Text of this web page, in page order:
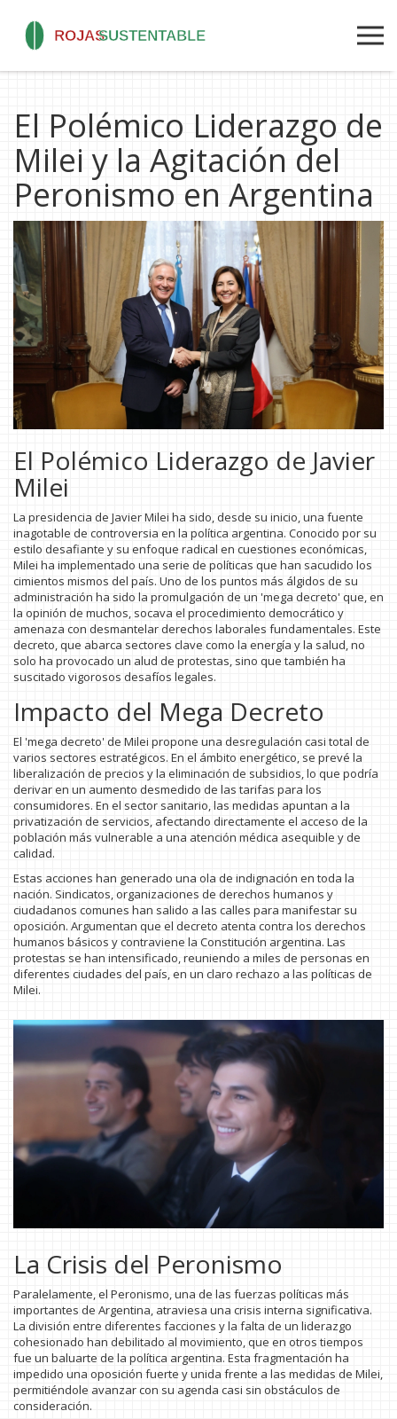
El Polémico Liderazgo de
Milei y la Agitación del
Peronismo en Argentina
El Polémico Liderazgo de Javier
Milei
La presidencia de Javier Milei ha sido, desde su inicio, una fuente
inagotable de controversia en la política argentina. Conocido por su
estilo desafiante y su enfoque radical en cuestiones económicas,
Milei ha implementado una serie de políticas que han sacudido los
cimientos mismos del país. Uno de los puntos más álgidos de su
administración ha sido la promulgación de un 'mega decreto' que, en
la opinión de muchos, socava el procedimiento democrático y
amenaza con desmantelar derechos laborales fundamentales. Este
decreto, que abarca sectores clave como la energía y la salud, no
solo ha provocado un alud de protestas, sino que también ha
suscitado vigorosos desafíos legales.
Impacto del Mega Decreto
El 'mega decreto' de Milei propone una desregulación casi total de
varios sectores estratégicos. En el ámbito energético, se prevé la
liberalización de precios y la eliminación de subsidios, lo que podría
derivar en un aumento desmedido de las tarifas para los
consumidores. En el sector sanitario, las medidas apuntan a la
privatización de servicios, afectando directamente el acceso de la
población más vulnerable a una atención médica asequible y de
calidad.
Estas acciones han generado una ola de indignación en toda la
nación. Sindicatos, organizaciones de derechos humanos y
ciudadanos comunes han salido a las calles para manifestar su
oposición. Argumentan que el decreto atenta contra los derechos
humanos básicos y contraviene la Constitución argentina. Las
protestas se han intensificado, reuniendo a miles de personas en
diferentes ciudades del país, en un claro rechazo a las políticas de
Milei.
La Crisis del Peronismo
Paralelamente, el Peronismo, una de las fuerzas políticas más
importantes de Argentina, atraviesa una crisis interna significativa.
La división entre diferentes facciones y la falta de un liderazgo
cohesionado han debilitado al movimiento, que en otros tiempos
fue un baluarte de la política argentina. Esta fragmentación ha
impedido una oposición fuerte y unida frente a las medidas de Milei,
permitiéndole avanzar con su agenda casi sin obstáculos de
consideración.